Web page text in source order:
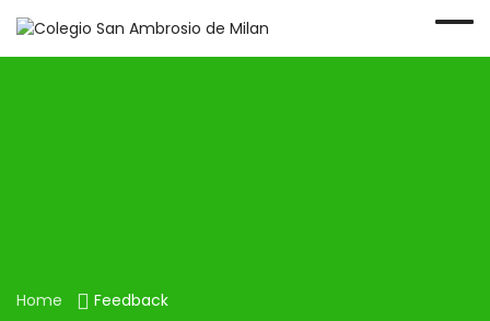
Home Feedback